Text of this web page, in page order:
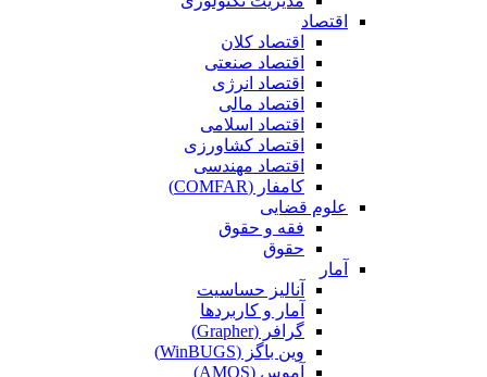
اقتصاد
اقتصاد کلان
اقتصاد صنعتی
اقتصاد انرژی
اقتصاد مالی
اقتصاد اسلامی
اقتصاد کشاورزی
اقتصاد مهندسی
کامفار (COMFAR)
علوم قضایی
فقه و حقوق
حقوق
آمار
آنالیز حساسیت
آمار و کاربردها
گرافر (Grapher)
وین باگز (WinBUGS)
آموس (AMOS)